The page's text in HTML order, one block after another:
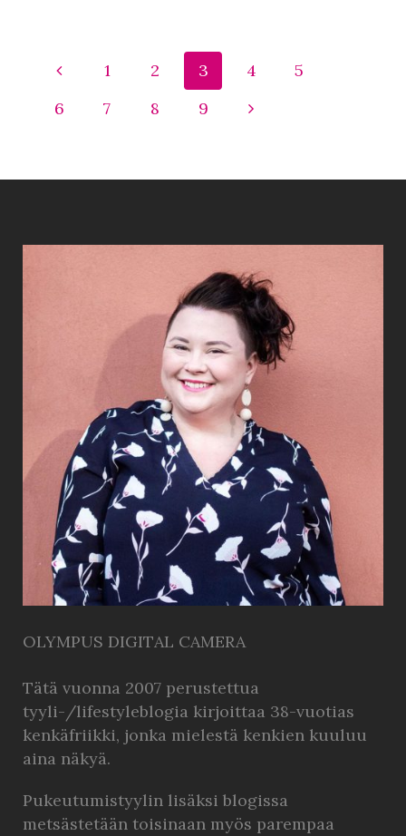
1 2 3 4
5
6
7 8 9
OLYMPUS DIGITAL CAMERA
Tätä vuonna 2007 perustettua
tyyli-/lifestyleblogia kirjoittaa 38-vuotias
kenkäfriikki, jonka mielestä kenkien kuuluu
aina näkyä.
Pukeutumistyylin lisäksi blogissa
metsästetään toisinaan myös parempaa